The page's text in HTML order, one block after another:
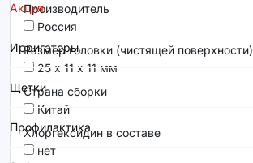
Акция
Ирригаторы
Щетки
Профилактика
Производитель
Россия
Размер головки (чистящей поверхности)
25 х 11 х 11 мм
Страна сборки
Китай
Хлоргексидин в составе
нет